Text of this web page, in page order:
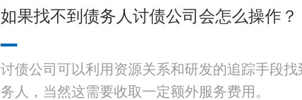
如果找不到债务人讨债公司会怎么操作？
讨债公司可以利用资源关系和研发的追踪手段找
务人，当然这需要收取一定额外服务费用。